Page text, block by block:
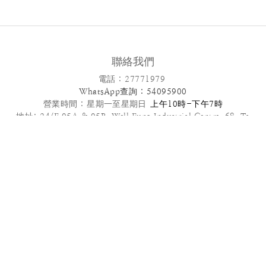
聯絡我們
電話 : 27771979
WhatsApp查詢 : 54095900
營業時間 :星期一至星期日
上午10時-下午7時
地址: 24/F,05A & 05B ,Well Fung Industrial Centre, 68 Ta